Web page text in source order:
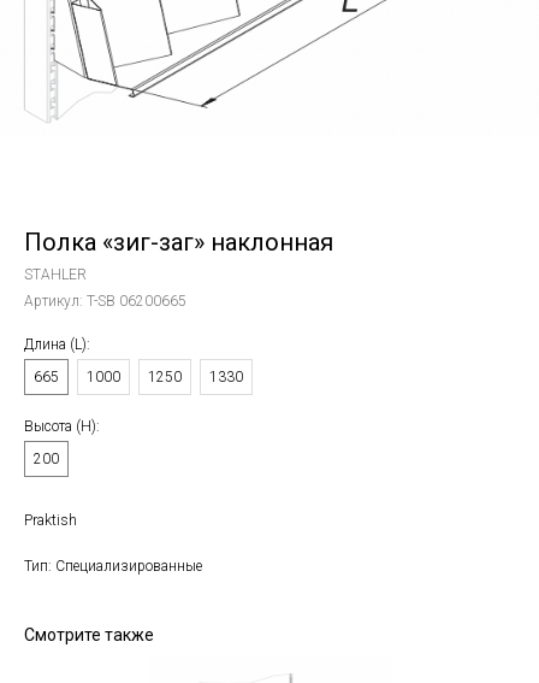
Полка «зиг-заг» наклонная
STAHLER
Артикул: T-SB 06200665
Длина (L):
665
1000 1250 1330
Высота (Н):
200
Praktish
Тип: Специализированные
Смотрите также